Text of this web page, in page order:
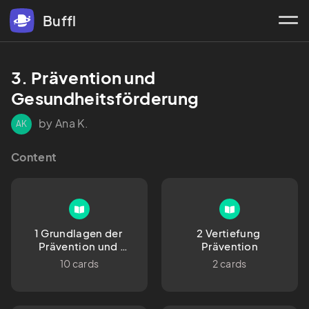
Buffl
3. Prävention und
Gesundheitsförderung
AK by Ana K.
Content
1 Grundlagen der
Prävention und
Gesundheitsförderung
10 cards
2 Vertiefung
Prävention
2 cards